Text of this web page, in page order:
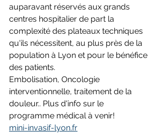
auparavant réservés aux grands
centres hospitalier de part la
complexité des plateaux techniques
qu'ils nécessitent, au plus près de la
population à Lyon et pour le bénéfice
des patients.
Embolisation, Oncologie
interventionnelle, traitement de la
douleur.. Plus d'info sur le
programme médical à venir!
mini-invasif-lyon.fr